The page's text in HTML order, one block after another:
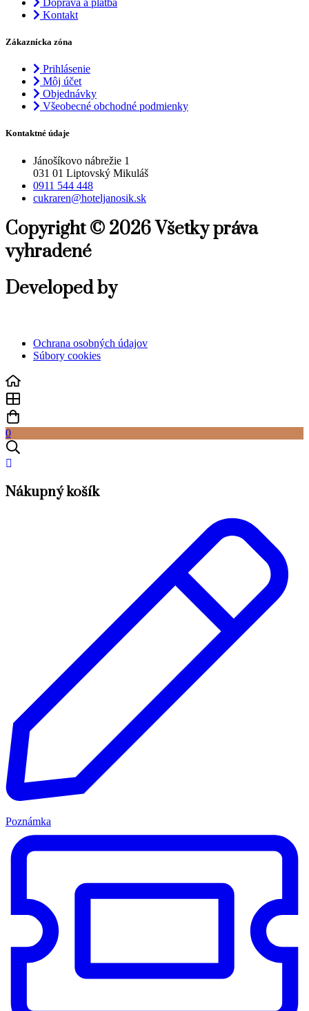
Kontakt
Zákaznícka zóna
Prihlásenie
Môj účet
Objednávky
Všeobecné obchodné podmienky
Kontaktné údaje
Jánošíkovo nábrežie 1
031 01 Liptovský Mikuláš
0911 544 448
cukraren@hoteljanosik.sk
Copyright © 2026 Všetky práva
vyhradené
Developed by
Ochrana osobných údajov
Súbory cookies
0
Nákupný košík
Poznámka